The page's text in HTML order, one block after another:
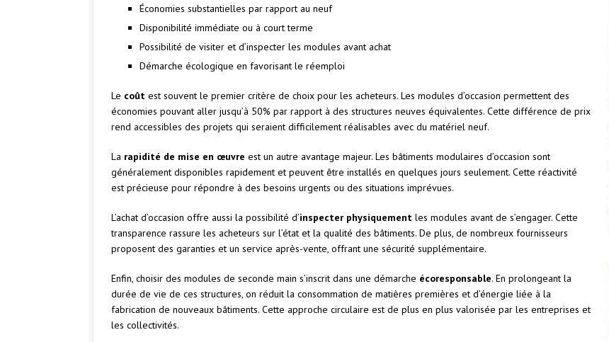
Économies substantielles par rapport au neuf
Disponibilité immédiate ou à court terme
Possibilité de visiter et d’inspecter les modules avant achat
Démarche écologique en favorisant le réemploi
Le coût est souvent le premier critère de choix pour les acheteurs. Les modules d’occasion permettent des
économies pouvant aller jusqu’à 50% par rapport à des structures neuves équivalentes. Cette différence de prix
rend accessibles des projets qui seraient difficilement réalisables avec du matériel neuf.
La rapidité de mise en œuvre est un autre avantage majeur. Les bâtiments modulaires d’occasion sont
généralement disponibles rapidement et peuvent être installés en quelques jours seulement. Cette réactivité
est précieuse pour répondre à des besoins urgents ou des situations imprévues.
L’achat d’occasion offre aussi la possibilité d’inspecter physiquement les modules avant de s’engager. Cette
transparence rassure les acheteurs sur l’état et la qualité des bâtiments. De plus, de nombreux fournisseurs
proposent des garanties et un service après-vente, offrant une sécurité supplémentaire.
Enfin, choisir des modules de seconde main s’inscrit dans une démarche écoresponsable. En prolongeant la
durée de vie de ces structures, on réduit la consommation de matières premières et d’énergie liée à la
fabrication de nouveaux bâtiments. Cette approche circulaire est de plus en plus valorisée par les entreprises et
les collectivités.